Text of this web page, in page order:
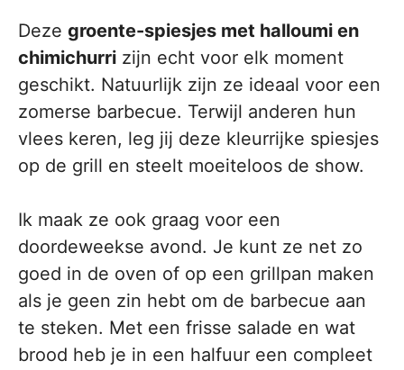
Deze groente-spiesjes met halloumi en
chimichurri zijn echt voor elk moment
geschikt. Natuurlijk zijn ze ideaal voor een
zomerse barbecue. Terwijl anderen hun
vlees keren, leg jij deze kleurrijke spiesjes
op de grill en steelt moeiteloos de show.
Ik maak ze ook graag voor een
doordeweekse avond. Je kunt ze net zo
goed in de oven of op een grillpan maken
als je geen zin hebt om de barbecue aan
te steken. Met een frisse salade en wat
brood heb je in een halfuur een compleet